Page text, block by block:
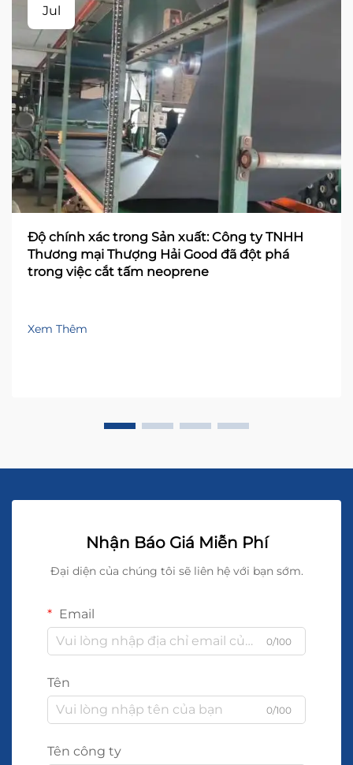
Jul
Độ chính xác trong Sản xuất: Công ty TNHH
Thương mại Thượng Hải Good đã đột phá
trong việc cắt tấm neoprene
Xem Thêm
Nhận Báo Giá Miễn Phí
Đại diện của chúng tôi sẽ liên hệ với bạn sớm.
Email
0/100
Tên
0/100
Tên công ty